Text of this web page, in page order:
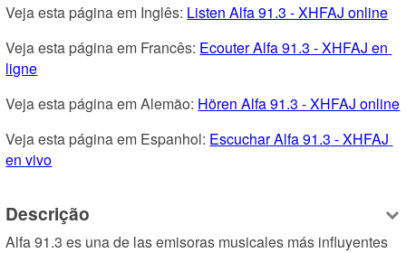
Veja esta página em Inglês: Listen Alfa 91.3 - XHFAJ online
Veja esta página em Francês: Ecouter Alfa 91.3 - XHFAJ en
ligne
Veja esta página em Alemão: Hören Alfa 91.3 - XHFAJ online
Veja esta página em Espanhol: Escuchar Alfa 91.3 - XHFAJ
en vivo
Descrição
Alfa 91.3 es una de las emisoras musicales más influyentes